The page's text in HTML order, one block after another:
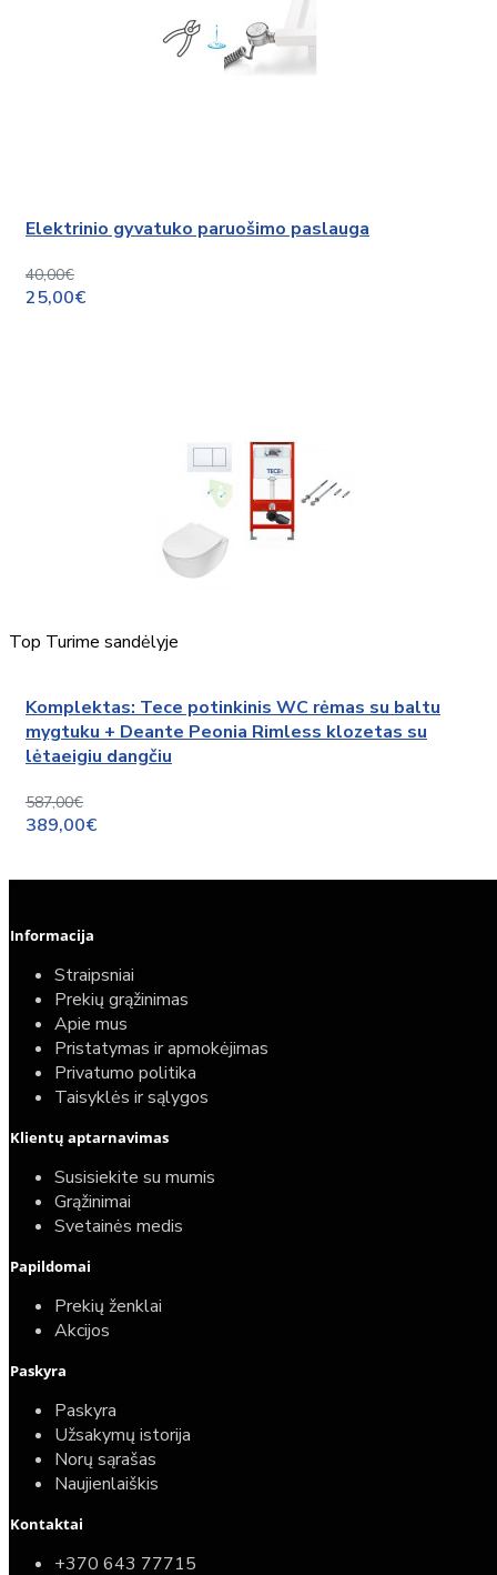
Elektrinio gyvatuko paruošimo paslauga
40,00€
25,00€
Top Turime sandėlyje
Komplektas: Tece potinkinis WC rėmas su baltu
mygtuku + Deante Peonia Rimless klozetas su
lėtaeigiu dangčiu
587,00€
389,00€
Informacija
Straipsniai
Prekių grąžinimas
Apie mus
Pristatymas ir apmokėjimas
Privatumo politika
Taisyklės ir sąlygos
Klientų aptarnavimas
Susisiekite su mumis
Grąžinimai
Svetainės medis
Papildomai
Prekių ženklai
Akcijos
Paskyra
Paskyra
Užsakymų istorija
Norų sąrašas
Naujienlaiškis
Kontaktai
+370 643 77715